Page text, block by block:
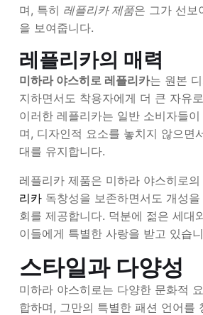
며, 특히 레플리카 제품은 그가 선보
을 보여줍니다.
레플리카의 매력
미하라 야스히로 레플리카는 원본
지하면서도 착용자에게 더 큰 자유
이러한 레플리카는 일반 소비자들
며, 디자인적 요소를 놓치지 않으면
대를 유지합니다.
레플리카 제품은 미하라 야스히로의
리카 독창성을 보존하면서도 개성
회를 제공합니다. 덕분에 젊은 세대
이들에게 특별한 사랑을 받고 있습
스타일과 다양성
미하라 야스히로는 다양한 문화적
합하며, 그만의 특별한 패션 언어를